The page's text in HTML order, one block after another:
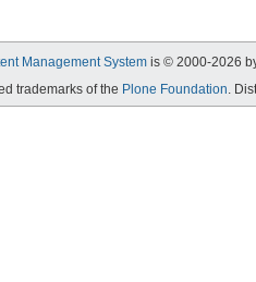
Management System is © 2000-2026
trademarks of the Plone Foundation.